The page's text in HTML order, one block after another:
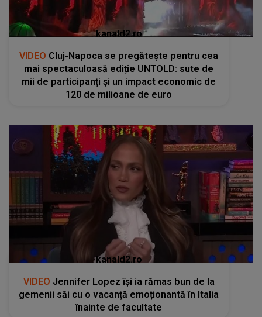
kanald2.ro
VIDEO Cluj-Napoca se pregătește pentru cea
mai spectaculoasă ediție UNTOLD: sute de
mii de participanți și un impact economic de
120 de milioane de euro
kanald2.ro
VIDEO Jennifer Lopez își ia rămas bun de la
gemenii săi cu o vacanță emoționantă în Italia
înainte de facultate